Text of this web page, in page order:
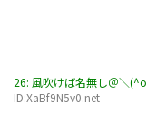
26: 風吹けば名無し＠＼
ID:XaBf9N5v0.net